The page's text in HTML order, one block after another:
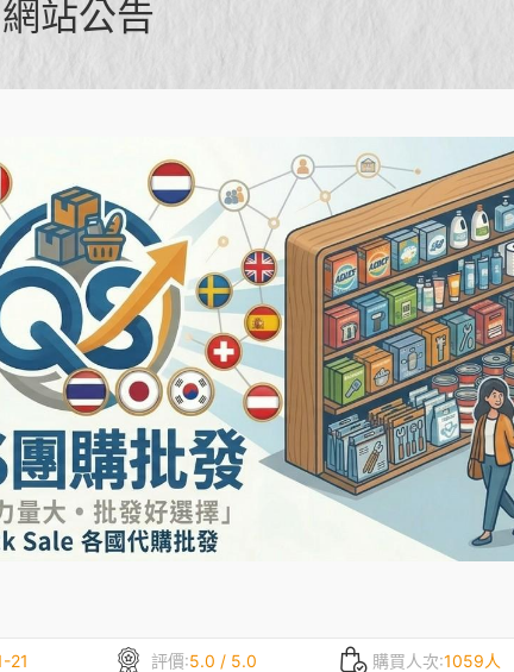
網站公告
21 評價:5.0 / 5.0 購買人次:1059人